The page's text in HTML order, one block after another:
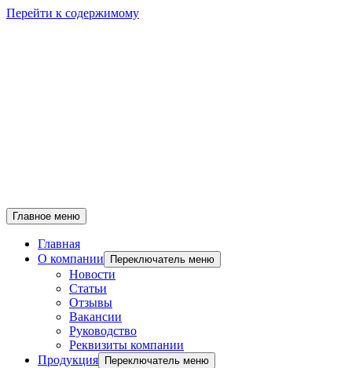
Перейти к содержимому
Главное меню
Главная
О компании
Переключатель меню
Новости
Статьи
Отзывы
Вакансии
Руководство
Реквизиты компании
Продукция
Переключатель меню